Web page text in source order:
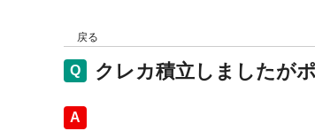
戻る
クレカ積立しましたが
回答